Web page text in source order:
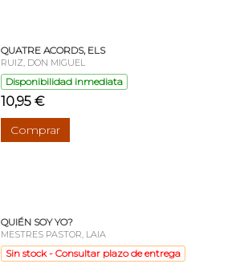
QUATRE ACORDS, ELS
RUIZ, DON MIGUEL
Disponibilidad inmediata
10,95 €
Comprar
QUIÉN SOY YO?
MESTRES PASTOR, LAIA
Sin stock - Consultar plazo de entrega